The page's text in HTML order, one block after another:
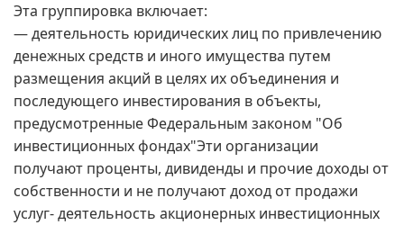
Эта группировка включает:
— деятельность юридических лиц по привлечению
денежных средств и иного имущества путем
размещения акций в целях их объединения и
последующего инвестирования в объекты,
предусмотренные Федеральным законом "Об
инвестиционных фондах"Эти организации
получают проценты, дивиденды и прочие доходы от
собственности и не получают доход от продажи
услуг- деятельность акционерных инвестиционных